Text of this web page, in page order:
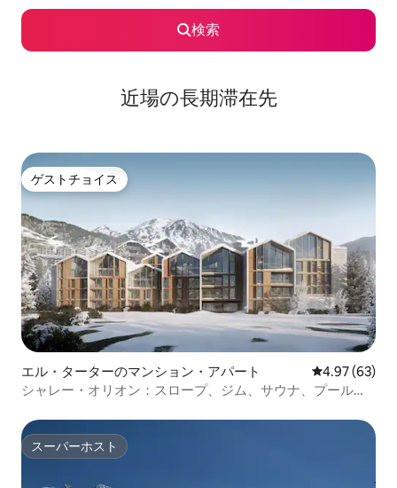
検索
近場の長期滞在先
ゲストチョイス
ゲストチョイス
エル・ターターのマンション・アパート レビュー63
4.97 (63)
シャレー・オリオン：スロープ、ジム、サウナ、プールで
スーパーホスト
スーパーホスト